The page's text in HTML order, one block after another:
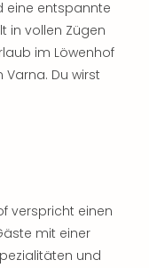
eine entspannte
in vollen Zügen
im Löwenhof
Du wirst
verspricht einen
mit einer
und